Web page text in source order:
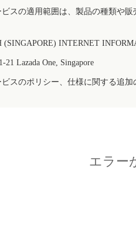
スの適用範囲は、製品の種類や
INTERNET
21 Lazada One, Singapore
スのポリシー、仕様に関する追
エラー